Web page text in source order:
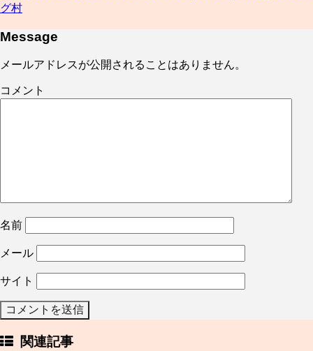
グ村
Message
メールアドレスが公開されることはありません。
コメント
名前
メール
サイト
関連記事